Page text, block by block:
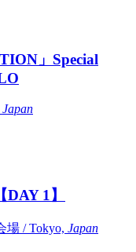
」Special
Japan
1】
場 / Tokyo, Japan